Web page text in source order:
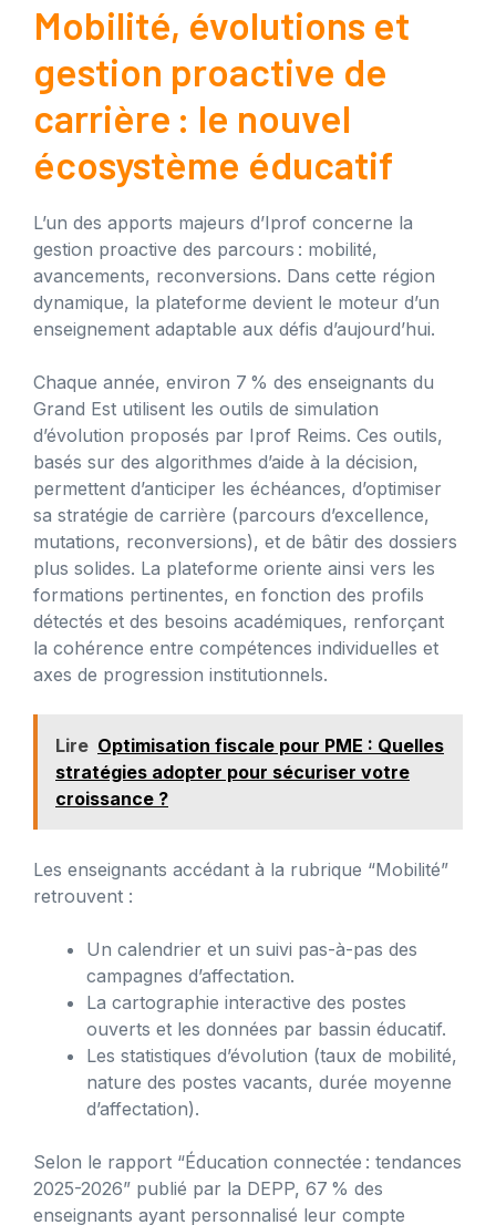
Mobilité, évolutions et
gestion proactive de
carrière : le nouvel
écosystème éducatif
L’un des apports majeurs d’Iprof concerne la
gestion proactive des parcours : mobilité,
avancements, reconversions. Dans cette région
dynamique, la plateforme devient le moteur d’un
enseignement adaptable aux défis d’aujourd’hui.
Chaque année, environ 7 % des enseignants du
Grand Est utilisent les outils de simulation
d’évolution proposés par Iprof Reims. Ces outils,
basés sur des algorithmes d’aide à la décision,
permettent d’anticiper les échéances, d’optimiser
sa stratégie de carrière (parcours d’excellence,
mutations, reconversions), et de bâtir des dossiers
plus solides. La plateforme oriente ainsi vers les
formations pertinentes, en fonction des profils
détectés et des besoins académiques, renforçant
la cohérence entre compétences individuelles et
axes de progression institutionnels.
Lire Optimisation fiscale pour PME : Quelles
stratégies adopter pour sécuriser votre
croissance ?
Les enseignants accédant à la rubrique “Mobilité”
retrouvent :
Un calendrier et un suivi pas-à-pas des
campagnes d’affectation.
La cartographie interactive des postes
ouverts et les données par bassin éducatif.
Les statistiques d’évolution (taux de mobilité,
nature des postes vacants, durée moyenne
d’affectation).
Selon le rapport “Éducation connectée : tendances
2025-2026” publié par la DEPP, 67 % des
enseignants ayant personnalisé leur compte